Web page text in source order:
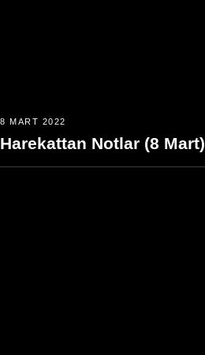
8 MART 2022
Harekattan Notlar (8 Mart)